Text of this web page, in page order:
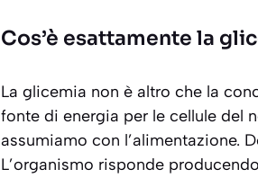
Cos’è esattamente la
La glicemia non è altro che la
fonte di energia per le cellule del
assumiamo con l’alimentazione.
L’organismo risponde